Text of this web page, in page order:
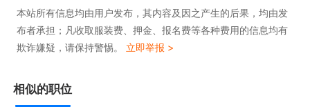
前厅后厨卫生
根据外卖订单配餐打包
所有的工作都有人教有人带！
本站所有信息均由用户发布，其内容及因之产生的后果，均由发
布者承担；凡收取服装费、押金、报名费等各种费用的信息均有
欺诈嫌疑，请保持警惕。 立即举报 >
相似的职位